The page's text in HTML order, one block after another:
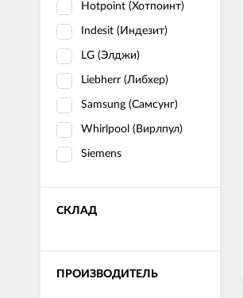
Hotpoint (Хотпоинт)
Indesit (Индезит)
LG (Элджи)
Liebherr (Либхер)
Samsung (Самсунг)
Whirlpool (Вирлпул)
Siemens
СКЛАД
ПРОИЗВОДИТЕЛЬ